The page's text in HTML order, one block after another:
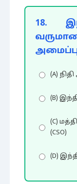
18.
(A)
(B)
(C)
(CSO)
(D)